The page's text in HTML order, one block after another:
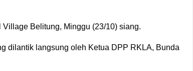
Belitung, Minggu (23/10) siang.
dilantik langsung oleh Ketua DPP RKLA, Bunda